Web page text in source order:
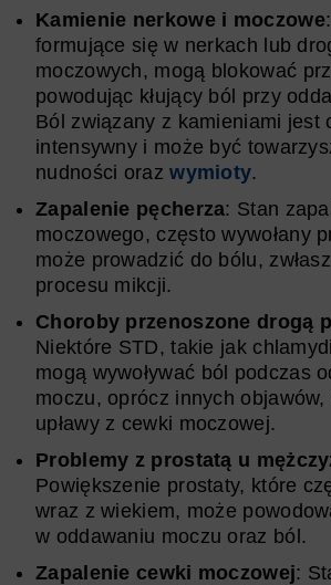
Kamienie nerkowe i moczowe
formujące się w nerkach lub
moczowych, mogą blokować
powodując kłujący ból przy
Ból związany z kamieniami jest
intensywny i może być
nudności orazwymioty.
Zapalenie pęcherza: Stan
moczowego, często wywołany
może prowadzić do bólu,
procesu mikcji.
Choroby przenoszone drogą
Niektóre STD, takie jak
mogą wywoływać ból podczas
moczu, oprócz innych
upławy z cewki moczowej.
Problemy z prostatą u
Powiększenie prostaty, które
wraz z wiekiem, może
w oddawaniu moczu oraz ból.
Zapalenie cewki moczowej: